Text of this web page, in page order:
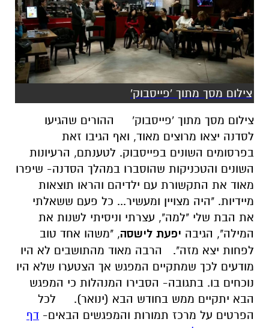
צילום מסך מתוך 'פייסבוק'
צילום מסך מתוך 'פייסבוק' ההורים שהגיעו
לסדנה יצאו מרוצים מאוד, ואף הגיבו זאת
בפרסומים השונים בפייסבוק. לטענתם, הרעיונות
השונים והטכניקות שהוסברו במהלך הסדנה- שיפרו
מאוד את התקשורת עם ילדיהם והראו תוצאות
מיידיות. "היה מצויין ומעשיר... כל פעם ששאלתי
את הבת שלי "למה", עצרתי וניסיתי לשנות את
המילה", הגיבה יפעת לישסה, "משהו אחד טוב
לפחות יצא מזה".
הרבה מאוד מהתושבים לא היו
מודעים לכך שמתקיים המפגש אך הצטערו שלא היו
נוכחים בו. בתגובה- הסבירו המנהלות כי המפגש
הבא יתקיים ממש בחודש הבא (ינואר).
לכל
הפרטים על מרכז תמורות והמפגשים הבאים- דף